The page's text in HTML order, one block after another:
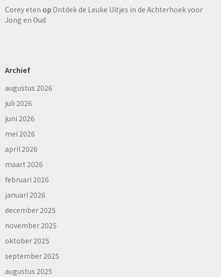
Corey eten op Ontdek de Leuke Uitjes in de Achterhoek voor
Jong en Oud
Archief
augustus 2026
juli 2026
juni 2026
mei 2026
april 2026
maart 2026
februari 2026
januari 2026
december 2025
november 2025
oktober 2025
september 2025
augustus 2025